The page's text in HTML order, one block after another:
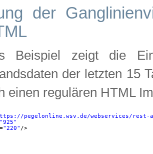
der
Beispiel zeigt die
der letzten 15
einen regulären HTML
pegelonline.wsv.de/webservices/rest-
"925"
"220" />